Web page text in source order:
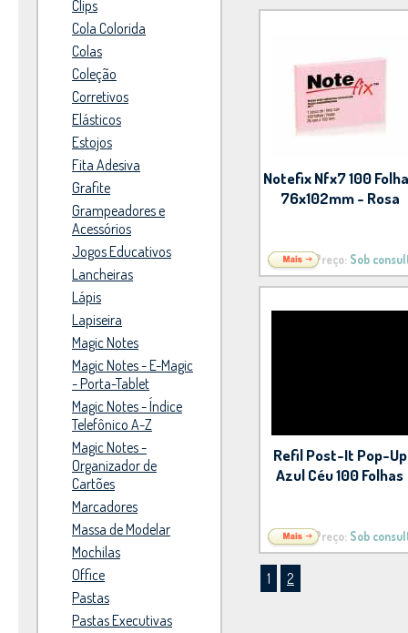
Clips
Cola Colorida
Colas
Coleção
Corretivos
Elásticos
Estojos
Fita Adesiva
Grafite
Grampeadores e
Acessórios
Jogos Educativos
Lancheiras
Lápis
Lapiseira
Magic Notes
Magic Notes - E-Magic
- Porta-Tablet
Magic Notes - Índice
Telefônico A-Z
Magic Notes -
Organizador de
Cartões
Marcadores
Massa de Modelar
Mochilas
Office
Pastas
Pastas Executivas
Notefix Nfx7 100
76x102mm - Rosa
Preço: Sob
Refil Post-It Pop-Up
Azul Céu 100 Folhas
Preço: Sob
1 2